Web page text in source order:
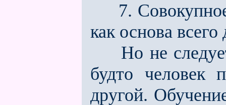
7. Совокупное
как основа
Но не следует
будто человек
другой.